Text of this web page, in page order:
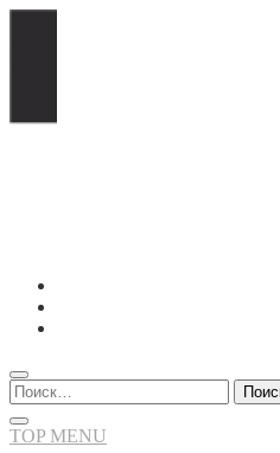
Перейти
содержимому
Найти:
TOP MENU